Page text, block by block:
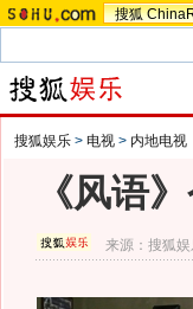
搜狐
搜狐娱乐 > 电视 > 内地电视
《风语
来源：搜狐